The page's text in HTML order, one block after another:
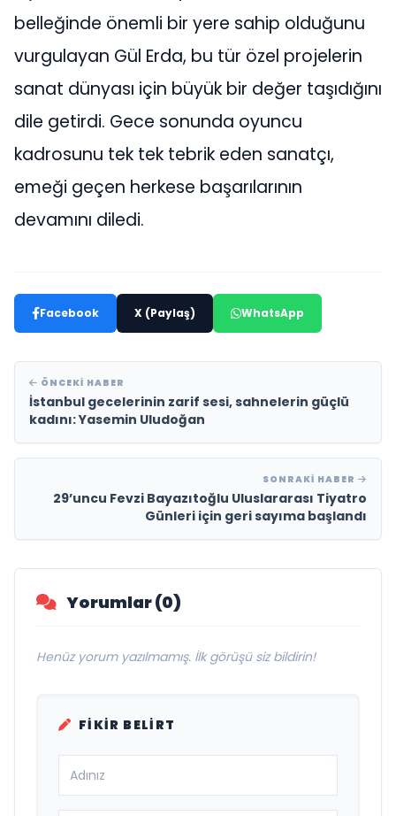
belleğinde önemli bir yere sahip olduğunu
vurgulayan Gül Erda, bu tür özel projelerin
sanat dünyası için büyük bir değer taşıdığını
dile getirdi. Gece sonunda oyuncu
kadrosunu tek tek tebrik eden sanatçı,
emeği geçen herkese başarılarının
devamını diledi.
Facebook X (Paylaş) WhatsApp
ÖNCEKI HABER
İstanbul gecelerinin zarif sesi, sahnelerin güçlü
kadını: Yasemin Uludoğan
SONRAKI HABER
29’uncu Fevzi Bayazıtoğlu Uluslararası Tiyatro
Günleri için geri sayıma başlandı
Yorumlar (0)
Henüz yorum yazılmamış. İlk görüşü siz bildirin!
FIKIR BELIRT